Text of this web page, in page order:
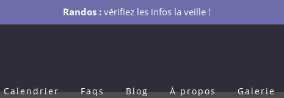
Randos : vérifiez les infos la veille !
Calendrier Faqs Blog À propos Galerie